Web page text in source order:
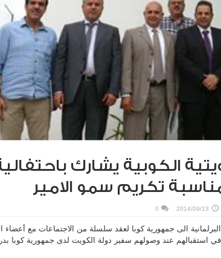
الكوبية يشارك
تكريم سمو الامير
2014/09/13
0
الى جمهورية كوبا لعقد سلسلة من الاجتماعات مع أعضاء
في استقبالهم عند وصولهم سفير دولة الكويت لدى جمهورية كوبا بدر